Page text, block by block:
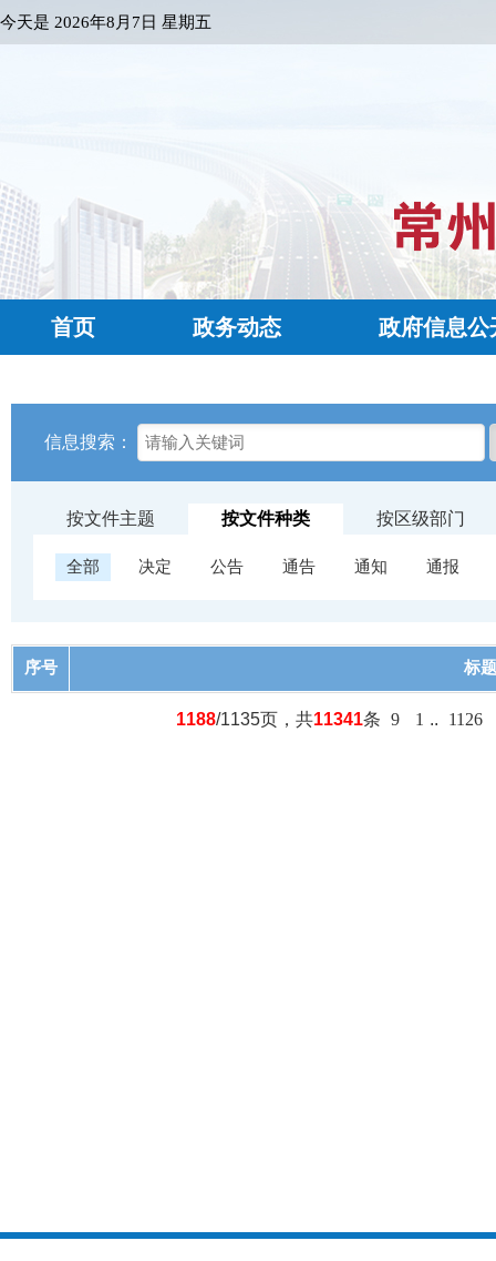
今天是 2026年8月7日 星期五
首页 政务动态 政府信息公
信息搜索：
按文件主题 按文件种类 按区级部门
全部 决定 公告 通告 通知 通报
序号 标题
1188/1135页，共11341条 9 1 .. 1126